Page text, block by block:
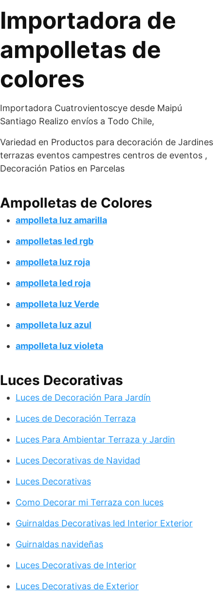
Importadora de
ampolletas de
colores
Importadora Cuatrovientoscye desde Maipú
Santiago Realizo envíos a Todo Chile,
Variedad en Productos para decoración de Jardines
terrazas eventos campestres centros de eventos ,
Decoración Patios en Parcelas
Ampolletas de Colores
ampolleta luz amarilla
ampolletas led rgb
ampolleta luz roja
ampolleta led roja
ampolleta luz Verde
ampolleta luz azul
ampolleta luz violeta
Luces Decorativas
Luces de Decoración Para Jardín
Luces de Decoración Terraza
Luces Para Ambientar Terraza y Jardin
Luces Decorativas de Navidad
Luces Decorativas
Como Decorar mi Terraza con luces
Guirnaldas Decorativas led Interior Exterior
Guirnaldas navideñas
Luces Decorativas de Interior
Luces Decorativas de Exterior